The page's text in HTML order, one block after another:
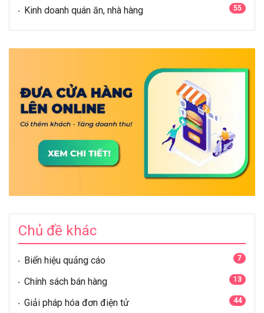
Kinh doanh quán ăn, nhà hàng 55
Chủ đề khác
Biển hiệu quảng cáo 7
Chính sách bán hàng 13
Giải pháp hóa đơn điện tử 44